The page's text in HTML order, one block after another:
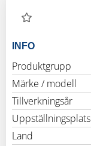
INFO
Produktgrupp
Märke / modell
Tillverkningsår
Uppställningsplats
Land